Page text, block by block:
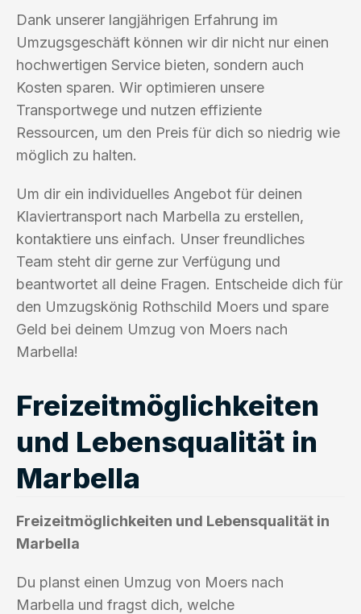
Dank unserer langjährigen Erfahrung im
Umzugsgeschäft können wir dir nicht nur einen
hochwertigen Service bieten, sondern auch
Kosten sparen. Wir optimieren unsere
Transportwege und nutzen effiziente
Ressourcen, um den Preis für dich so niedrig wie
möglich zu halten.
Um dir ein individuelles Angebot für deinen
Klaviertransport nach Marbella zu erstellen,
kontaktiere uns einfach. Unser freundliches
Team steht dir gerne zur Verfügung und
beantwortet all deine Fragen. Entscheide dich für
den Umzugskönig Rothschild Moers und spare
Geld bei deinem Umzug von Moers nach
Marbella!
Freizeitmöglichkeiten
und Lebensqualität in
Marbella
Freizeitmöglichkeiten und Lebensqualität in
Marbella
Du planst einen Umzug von Moers nach
Marbella und fragst dich, welche